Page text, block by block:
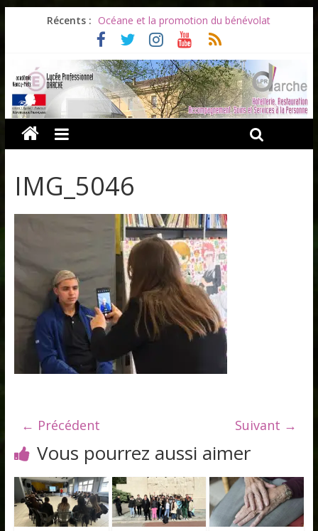
Récents :
Les ULiS en haut du podium
Océane et la promotion du bénévolat
Bonnes vacances à tous !
Soirée d’adieux au Lycée Darche
IMG_5046
← Précédent Suivant →
Vous pourrez aussi aimer